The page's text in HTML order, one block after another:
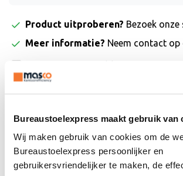
Bureaustoelexpress maakt gebruik van
Wij maken gebruik van cookies om de
Bureaustoelexpress persoonlijker en
gebruikersvriendelijker te maken, de
Product uitproberen? Bezoek
Meer informatie? Neem contact
Maak je werkplek compleet